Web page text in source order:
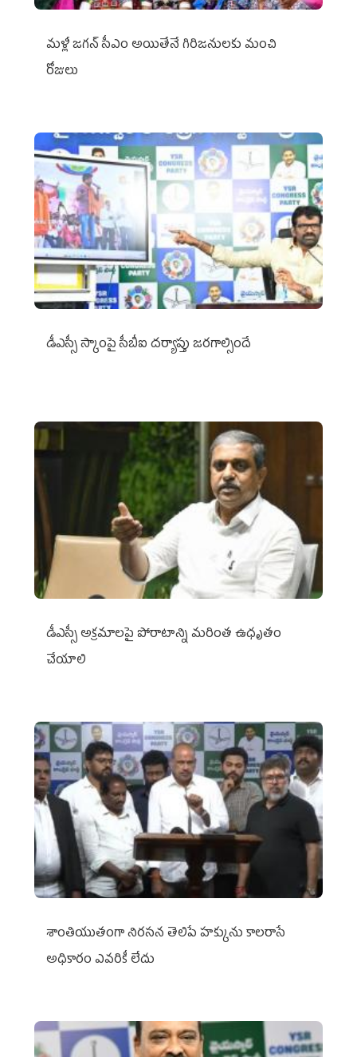
మళ్లీ జగన్ సీఎం అయితేనే గిరిజనులకు మంచి
రోజులు
డీఎస్సీ స్కాంపై సీబీఐ దర్యాప్తు జరగాల్సిందే
డీఎస్సీ అక్రమాలపై పోరాటాన్ని మరింత ఉధృతం
చేయాలి
శాంతియుతంగా నిరసన తెలిపే హక్కును కాలరాసే
అధికారం ఎవరికీ లేదు